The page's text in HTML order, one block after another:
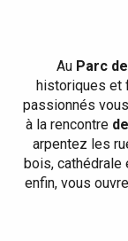
Au Parc
historiques et
passionnés
à la rencontre
arpentez les
bois, cathédrale
enfin, vous